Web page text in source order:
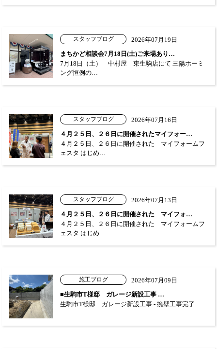
スタッフブログ
2026年07月19日
まちかど相談会7月18日(土)ご来場あり…
7月18日（土） 中村屋 東生駒店にて 三陽ホーミ
ング恒例の…
スタッフブログ
2026年07月16日
４月２５日、２６日に開催されたマイフォー…
４月２５日、２６日に開催された マイフォームフ
ェスタ はじめ…
スタッフブログ
2026年07月13日
４月２５日、２６日に開催された マイフォ…
４月２５日、２６日に開催された マイフォームフ
ェスタ はじめ…
施工ブログ
2026年07月09日
■生駒市T様邸 ガレージ新設工事 …
生駒市T様邸 ガレージ新設工事 - 擁壁工事完了